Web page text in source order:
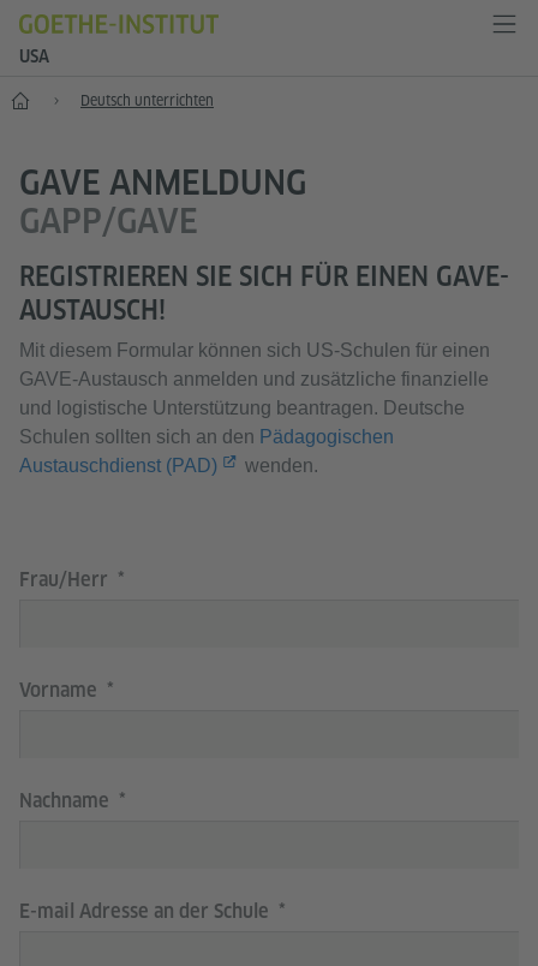
USA
Start Deutsch unterrichten
GAVE ANMELDUNG
GAPP/GAVE
REGISTRIEREN SIE SICH FÜR EINEN GAVE-
AUSTAUSCH!
Mit diesem Formular können sich US-Schulen für einen
GAVE-Austausch anmelden und zusätzliche finanzielle
und logistische Unterstützung beantragen. Deutsche
Schulen sollten sich an den Pädagogischen
Austauschdienst (PAD)
wenden.
Frau/Herr
Vorname
Nachname
E-mail Adresse an der Schule